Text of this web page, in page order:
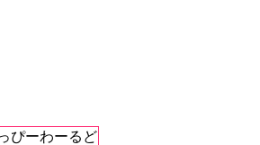
ぴーわーるど